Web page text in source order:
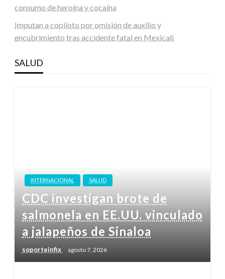
consumo de heroína y cocaína
Imputan a copiloto por omisión de auxilio y
encubrimiento tras accidente fatal en Mexicali
SALUD
INTERNACIONAL SALUD
CDC investigan brote de
salmonela en EE.UU. vinculado
a jalapeños de Sinaloa
soporteinfix agosto 7, 2026